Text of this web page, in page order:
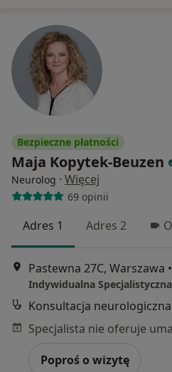
Bezpieczne płatności
Maja Kopytek-Beuzen
Neurolog · Więcej
69 opinii
Adres 1 Adres 2
Pastewna 27C, Warszawa •
Konsultacja
Poproś o wizytę